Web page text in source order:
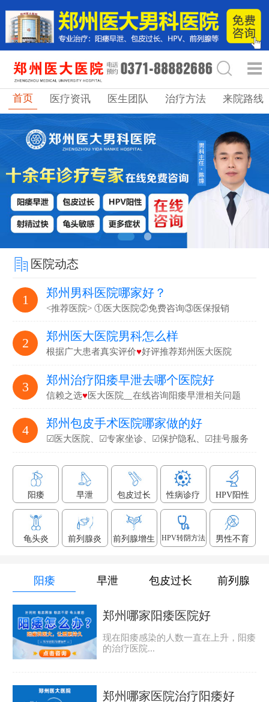
首页 医疗资讯 医生团队 治疗方法 来院路线
医院动态
1 郑州男科医院哪家好？
<推荐医院> ①医大医院②免费咨询③医保报销
2 郑州医大医院男科怎么样
根据广大患者真实评价♥好评推荐郑州医大医院
3 郑州治疗阳痿早泄去哪个医院好
信赖之选♥医大医院▁在线咨询阳痿早泄相关问题
4 郑州包皮手术医院哪家做的好
☑医大医院、☑专家坐诊、☑保护隐私、☑挂号服务
阳痿 早泄 包皮过长 性病诊疗 HPV阳性
龟头炎 前列腺炎 前列腺增生 HPV转阴方法 男性不育
阳痿 早泄 包皮过长 前列腺
郑州哪家阳痿医院好
现在阳痿感染的人数一直在上升，阳痿
的治疗医院...
郑州哪家医院治疗阳痿好